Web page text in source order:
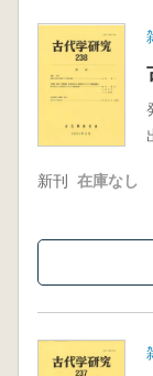
新刊 在庫なし